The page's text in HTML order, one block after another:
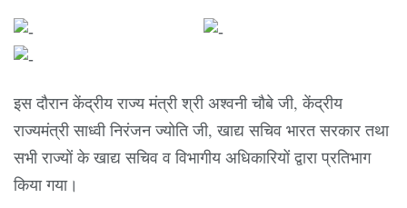
इस दौरान केंद्रीय राज्य मंत्री श्री अश्वनी चौबे जी, केंद्रीय
राज्यमंत्री साध्वी निरंजन ज्योति जी, खाद्य सचिव भारत सरकार तथा
सभी राज्यों के खाद्य सचिव व विभागीय अधिकारियों द्वारा प्रतिभाग
किया गया।